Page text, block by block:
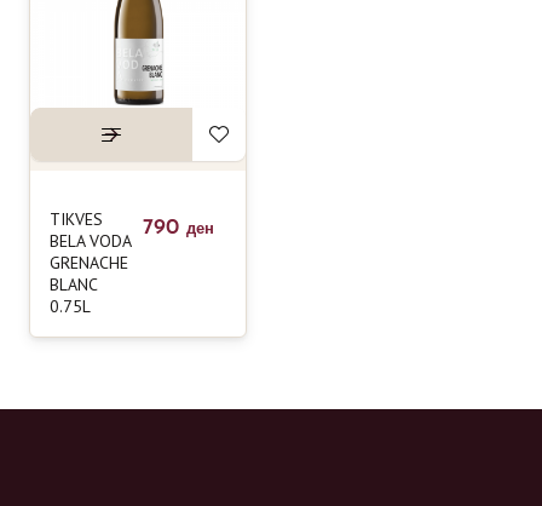
TIKVES
BELA VODA
GRENACHE
BLANC
0.75L
790 ден